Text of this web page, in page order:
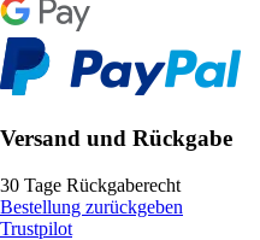
Versand und Rückgabe
30 Tage Rückgaberecht
Bestellung zurückgeben
Trustpilot